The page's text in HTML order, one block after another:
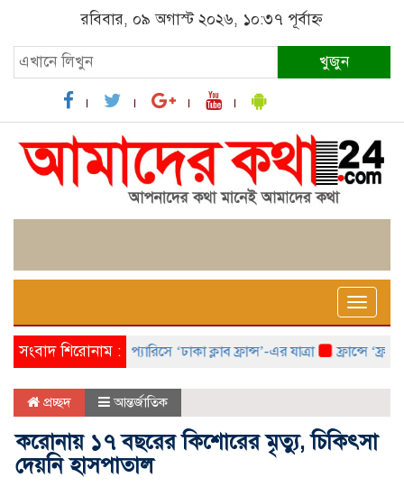
রবিবার, ০৯ অগাস্ট ২০২৬, ১০:৩৭ পূর্বাহ্ন
খুজুন
Toggle
সংবাদ শিরোনাম :প্যারিসে ‘ঢাকা ক্লাব ফ্রান্স’-এর যাত্রা ফ্রান্সে ‘ফ্রাঙ্কো
প্রচ্ছদ আন্তর্জাতিক
করোনায় ১৭ বছরের কিশোরের মৃত্যু, চিকিৎসা
দেয়নি হাসপাতাল